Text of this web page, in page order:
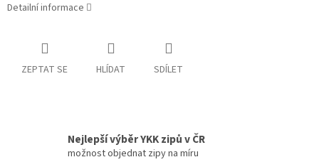
Detailní informace
ZEPTAT SE HLÍDAT SDÍLET
Nejlepší výběr YKK zipů v ČR
možnost objednat zipy na míru